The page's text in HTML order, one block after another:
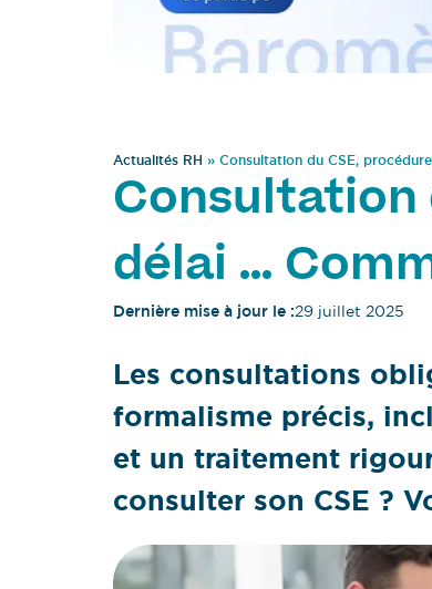
Actualités RH » Consultation du CSE,
Consultation
délai …
Dernière mise à jour le :29 juillet 2025
Les consultations
formalisme précis,
et un traitement
consulter son CSE ?